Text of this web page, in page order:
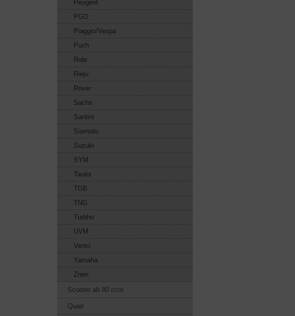
Peugeot
PGO
Piaggio/Vespa
Puch
Ride
Rieju
Rover
Sachs
Santini
Siamoto
Suzuki
SYM
Tauris
TGB
TNG
Turbho
UVM
Vento
Yamaha
Znen
Scooter ab 80 ccm
Quad